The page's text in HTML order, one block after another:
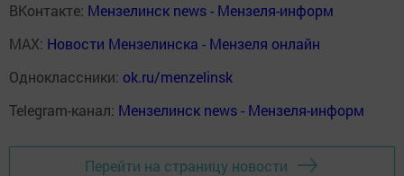
ВКонтакте: Мензелинск news - Мензеля-информ
MAX: Новости Мензелинска - Мензеля онлайн
Одноклассники: ok.ru/menzelinsk
Telegram-канал: Мензелинск news - Мензеля-информ
Перейти на страницу новости